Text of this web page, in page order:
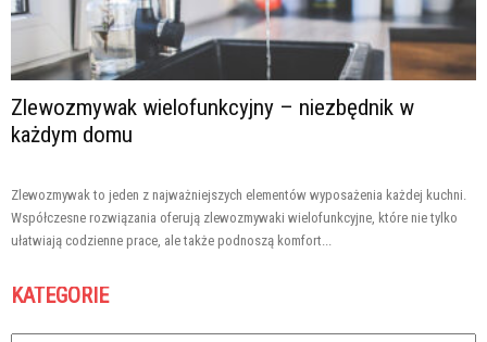
Zlewozmywak wielofunkcyjny – niezbędnik w
każdym domu
Zlewozmywak to jeden z najważniejszych elementów wyposażenia każdej kuchni.
Współczesne rozwiązania oferują zlewozmywaki wielofunkcyjne, które nie tylko
ułatwiają codzienne prace, ale także podnoszą komfort...
KATEGORIE
Kategorie